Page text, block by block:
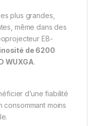
plus grandes,
même dans des
EB-
de 6200
WUXGA.
d’une fiabilité
moins